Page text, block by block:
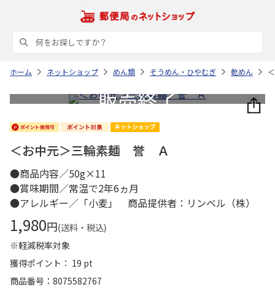
ホーム ネットショップ めん類 そうめん・ひやむぎ 乾めん
＜お中元＞三輪素麺 誉 Ａ
●商品内容／50g×11
●賞味期間／常温で2年6ヵ月
●アレルギー／「小麦」 商品提供者：リンベル（株）
1,980円(送料・税込)
※軽減税率対象
獲得ポイント： 19 pt
商品番号
8075582767